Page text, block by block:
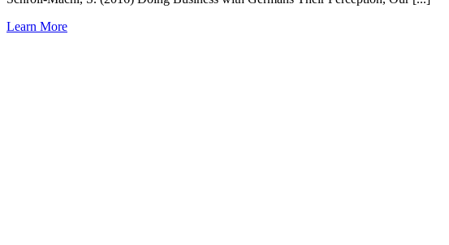
Learn More